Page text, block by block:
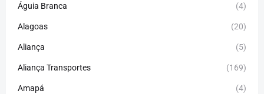
Águia Branca (4)
Alagoas (20)
Aliança (5)
Aliança Transportes (169)
Amapá (4)